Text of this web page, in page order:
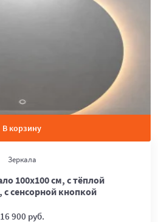
В корзину
Зеркала
100х100 см, с тёплой
с сенсорной кнопкой
16 900 руб.